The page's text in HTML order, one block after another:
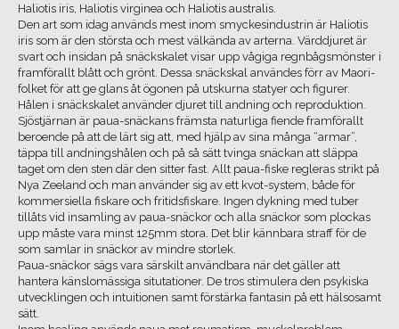
Haliotis iris, Haliotis virginea och Haliotis australis.
Den art som idag används mest inom smyckesindustrin är Haliotis
iris som är den största och mest välkända av arterna. Värddjuret är
svart och insidan på snäckskalet visar upp vågiga regnbågsmönster i
framförallt blått och grönt. Dessa snäckskal användes förr av Maori-
folket för att ge glans åt ögonen på utskurna statyer och figurer.
Hålen i snäckskalet använder djuret till andning och reproduktion.
Sjöstjärnan är paua-snäckans främsta naturliga fiende framförallt
beroende på att de lärt sig att, med hjälp av sina många “armar”,
täppa till andningshålen och på så sätt tvinga snäckan att släppa
taget om den sten där den sitter fast. Allt paua-fiske regleras strikt på
Nya Zeeland och man använder sig av ett kvot-system, både för
kommersiella fiskare och fritidsfiskare. Ingen dykning med tuber
tillåts vid insamling av paua-snäckor och alla snäckor som plockas
upp måste vara minst 125mm stora. Det blir kännbara straff för de
som samlar in snäckor av mindre storlek.
Paua-snäckor sägs vara särskilt användbara när det gäller att
hantera känslomässiga situtationer. De tros stimulera den psykiska
utvecklingen och intuitionen samt förstärka fantasin på ett hälsosamt
sätt.